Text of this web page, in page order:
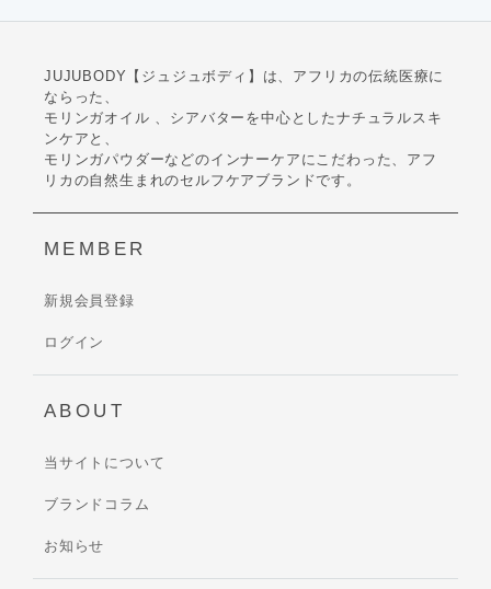
JUJUBODY【ジュジュボディ】は、アフリカの伝統医療に
ならった、
モリンガオイル 、シアバターを中心としたナチュラルスキ
ンケアと、
モリンガパウダーなどのインナーケアにこだわった、アフ
リカの自然生まれのセルフケアブランドです。
MEMBER
新規会員登録
ログイン
ABOUT
当サイトについて
ブランドコラム
お知らせ